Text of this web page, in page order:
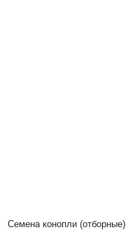
Семена конопли (отборные)